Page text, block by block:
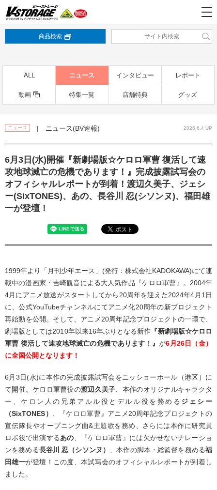
商品検索
ALL ニュース インタビュー レポート
動画 特集一覧 店舗特典 グッズ
ニュース | ニュース(BV速報) 2026.6.4 UP
6月3日(水)開催『新劇場版☆ケロロ軍曹 復活して速
攻地球滅亡の危機であります！』完成披露試写会の
オフィシャルレポートが到着！渡辺久美子、ジェシ
ー(SixTONES)、あの、長谷川 忍(シソンヌ)、福田雄
一が登壇！
1999年より「月刊少年エース」(発行：株式会社KADOKAWA)にて連
載中の漫画家・吉崎観音による大人気作品『ケロロ軍曹』。2004年
4月にアニメ放送がスタートしてから20周年を迎えた2024年4月1日
に、公式YouTubeチャンネルにてアニメ化20周年の新プロジェクト
再始動を公開。そして、アニメ20周年記念プロジェクトの一環で、
劇場版としては2010年以来16年ぶりとなる新作 『新劇場版☆ケロロ
軍曹 復活して速攻地球滅亡の危機であります！』が6 月26日（金）
に全国公開となります！
6月3日(水)に本作の完成披露試写会をニッショーホール（港区）に
て開催。ケロロ軍曹役の渡辺久美子 、本作のオリジナルキャラクタ
ー、ケロン人の兄弟アルル役とデルル役を務める ジェシー
（SixTONES）
、『ケロロ軍曹』アニメ20周年記念プロジェクトの
宣伝隊長やオープニング曲&主題歌を務め、さらには本作に研究員
ロボ役で出演するあの 、『ケロロ軍曹』には欠かせないナレーショ
ンを務める長谷川 忍（シソンヌ） 、本作の脚本・総監督を務める福
田雄一が登壇！この度、本試写会のオフィシャルレポートが到着し
ました。